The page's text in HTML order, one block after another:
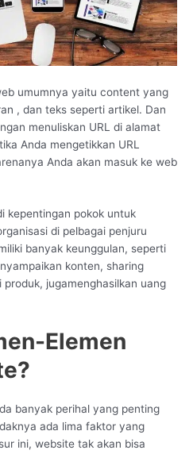
umumnya yaitu content yang
, dan teks seperti artikel. Dan
menuliskan URL di alamat
Anda mengetikkan URL
Anda akan masuk ke web
kepentingan pokok untuk
di pelbagai penjuru
banyak keunggulan, seperti
konten, sharing
jugamenghasilkan uang
Elemen
banyak perihal yang penting
ada lima faktor yang
ini, website tak akan bisa